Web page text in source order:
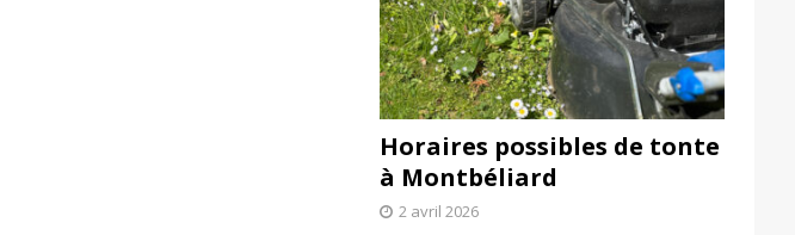
Horaires possibles de tonte
à Montbéliard
2 avril 2026